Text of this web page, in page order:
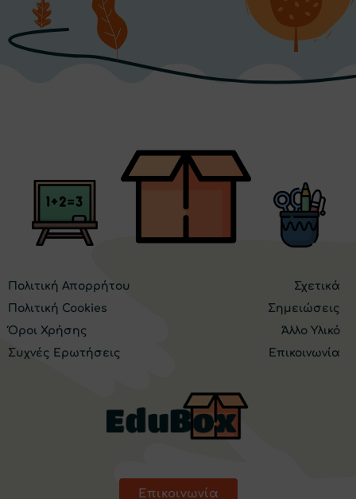
Πολιτική Απορρήτου
Πολιτική Cookies
Όροι Χρήσης
Συχνές Ερωτήσεις
Σχετικά
Σημειώσεις
Άλλο Υλικό
Επικοινωνία
Επικοινωνία